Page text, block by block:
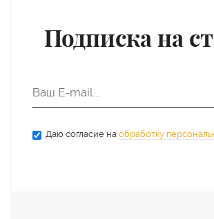
Подписка на
Даю согласие наобработку